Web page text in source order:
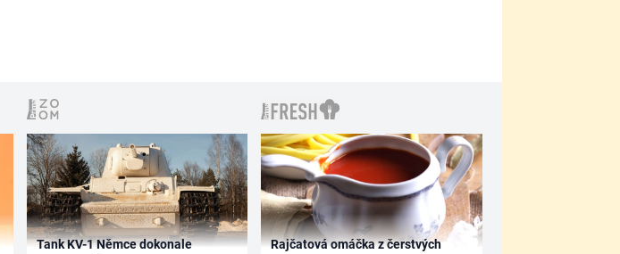
Tank KV-1 Němce dokonale
Rajčatová omáčka z čerstvých